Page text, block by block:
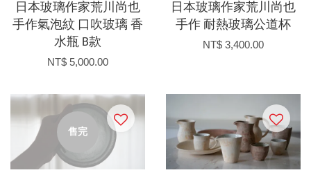
日本玻璃作家荒川尚也
手作氣泡紋 口吹玻璃 香
水瓶 B款
NT$ 5,000.00
日本玻璃作家荒川尚也
手作 耐熱玻璃公道杯
NT$ 3,400.00
售完